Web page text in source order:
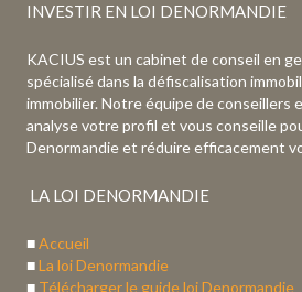
INVESTIR EN LOI DENORMANDIE
KACIUS est un cabinet de conseil en
spécialisé dans la défiscalisation
immobilier. Notre équipe de conseillers
analyse votre profil et vous conseille
Denormandie et réduire efficacement
LA LOI DENORMANDIE
■Accueil
■La loi Denormandie
■ Télécharger le guide loi Denormandie